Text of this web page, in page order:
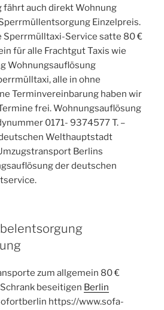
fährt auch direkt Wohnung
Einzelpreis.
Sperrmülltaxi-Service satte 80 €
für alle Frachtgut Taxis wie
Wohnungsauflösung
alle in ohne
Terminvereinbarung haben wir
frei. Wohnungsauflösung
0171- 9374577 T. –
Welthauptstadt
Berlins
der deutschen
zum allgemein 80 €
beseitigen Berlin
https://www.sofa-